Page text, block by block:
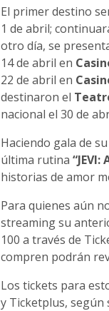
El primer destino
1 de abril;
otro día, se
14 de abril en
22 de abril en
destinaron el
nacional el 30 de
Haciendo gala de
última rutina
historias de amor
Para quienes aún
streaming su
100 a través de
compren podrán
Los tickets para
y Ticketplus, según